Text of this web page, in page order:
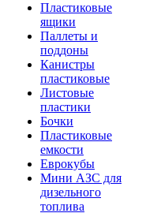
Пластиковые
ящики
Паллеты и
поддоны
Канистры
пластиковые
Листовые
пластики
Бочки
Пластиковые
емкости
Еврокубы
Мини АЗС для
дизельного
топлива